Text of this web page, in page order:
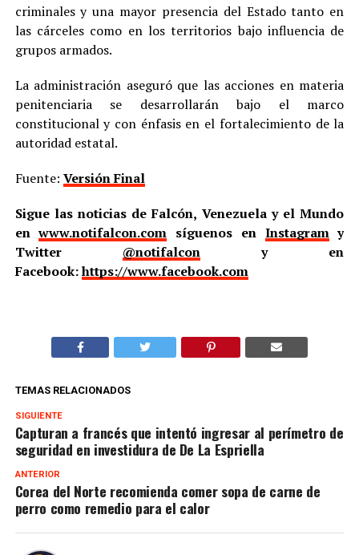
criminales y una mayor presencia del Estado tanto en
las cárceles como en los territorios bajo influencia de
grupos armados.
La administración aseguró que las acciones en materia
penitenciaria se desarrollarán bajo el marco
constitucional y con énfasis en el fortalecimiento de la
autoridad estatal.
Fuente: Versión Final
Sigue las noticias de Falcón, Venezuela y el Mundo
enwww.notifalcon.com síguenos en Instagramy
Twitter @notifalcony en
Facebook:https://www.facebook.com
TEMAS RELACIONADOS
SIGUIENTE
Capturan a francés que intentó ingresar al perímetro de
seguridad en investidura de De La Espriella
ANTERIOR
Corea del Norte recomienda comer sopa de carne de
perro como remedio para el calor